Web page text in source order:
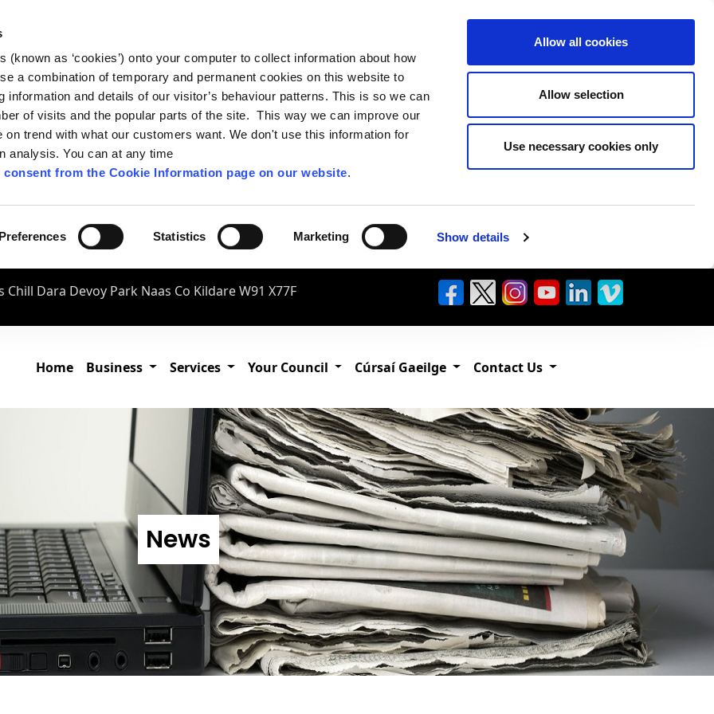
(known as ‘cookies’) onto your computer to collect information about how
a combination of temporary and permanent cookies on this website to
information and details of our visitor’s behaviour patterns. This is so we can
of visits and the popular parts of the site. This way we can improve our
on trend with what our customers want. We don't use this information for
analysis. You can at any time
from the Cookie Information page on our website.
Statistics Marketing Show details
Allow all cookies
Allow selection
Use necessary cookies only
Chill Dara Devoy Park Naas Co Kildare W91 X77F
Home Business Services Your Council Cúrsaí Gaeilge Contact Us
News